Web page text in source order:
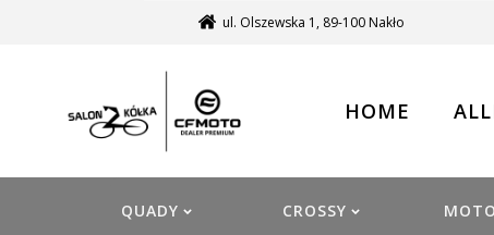
ul. Olszewska 1, 89-100 Nakło
HOME
QUADY CROSSY